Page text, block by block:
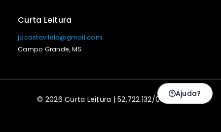
Curta Leitura
jocastavilela@gmail.com
Campo Grande, MS
© 2026 Curta Leitura | 52.722.132/0001-20
Ajuda?